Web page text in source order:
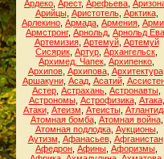
Ардеко Арест, Арефьева
Арийцы, Аристотель, Арктика,
Арлекино Армада Армения
Армстронг, Арнольд Арнольд Ева
Артемизия, Артемуй, Артемуй
Сисярик Артур Архангельск
Архимед. Чапек Архипенко
Архипов, Архипова, Архитектура,
Аршакуни, Асад, Асатий,
Астер Астрахань Астронавты
Астрономы, Астрофизика, Атака,
Атаки, Атеизм Атеисты,
Атомная бомба, Атомная война,
Атомная подлодка, Аукционы,
Аутизм Афанасьев, Афганистан,
Афедрон Афины Афоризмы